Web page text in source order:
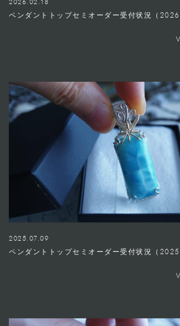
2026.02.18
ペンダントトップセミオーダー受付状況（
2025.07.09
ペンダントトップセミオーダー受付状況（